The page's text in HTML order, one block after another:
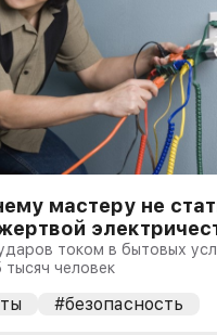
мастеру не
током в бытовых
человек
#безопасность